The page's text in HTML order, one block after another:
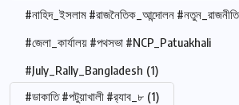
#নাহিদ_ইসলাম #রাজনৈতিক_আন্দোলন #নতুন_রাজনীতি
#জেলা_কার্যালয় #পথসভা #NCP_Patuakhali
#July_Rally_Bangladesh (1)
#ডাকাতি #পটুয়াখালী #র‍্যাব_৮ (1)